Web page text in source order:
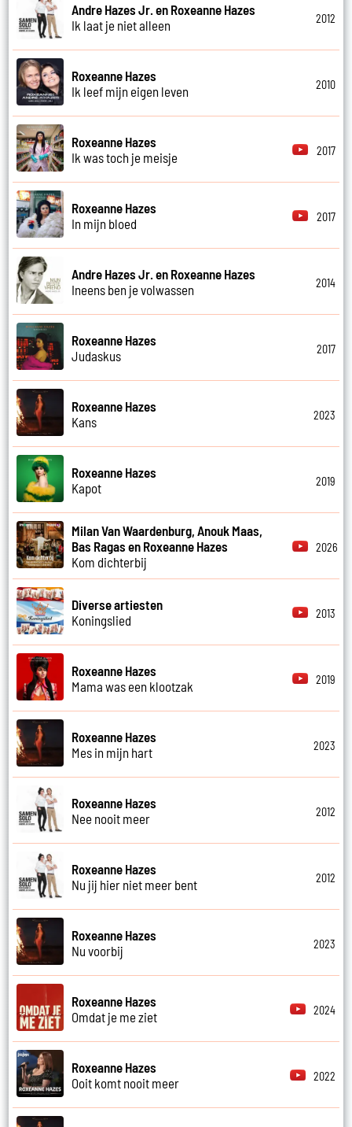
Andre Hazes Jr. en Roxeanne Hazes
Ik laat je niet alleen
2012
Roxeanne Hazes
Ik leef mijn eigen leven
2010
Roxeanne Hazes
Ik was toch je meisje
2017
Roxeanne Hazes
In mijn bloed
2017
Andre Hazes Jr. en Roxeanne Hazes
Ineens ben je volwassen
2014
Roxeanne Hazes
Judaskus
2017
Roxeanne Hazes
Kans
2023
Roxeanne Hazes
Kapot
2019
Milan Van Waardenburg, Anouk Maas,
Bas Ragas en Roxeanne Hazes
Kom dichterbij
2026
Diverse artiesten
Koningslied
2013
Roxeanne Hazes
Mama was een klootzak
2019
Roxeanne Hazes
Mes in mijn hart
2023
Roxeanne Hazes
Nee nooit meer
2012
Roxeanne Hazes
Nu jij hier niet meer bent
2012
Roxeanne Hazes
Nu voorbij
2023
Roxeanne Hazes
Omdat je me ziet
2024
Roxeanne Hazes
Ooit komt nooit meer
2022